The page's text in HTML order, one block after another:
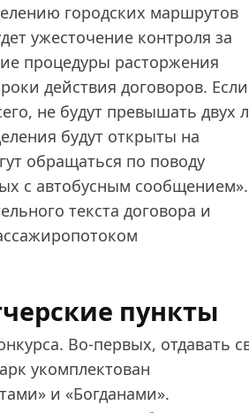
городских маршрутов
ужесточение контроля за
процедуры расторжения
действия договоров. Если
не будут превышать двух
будут открыты на
обращаться по поводу
с автобусным сообщением».
текста договора и
пункты
Во-первых, отдавать
укомплектован
и «Богданами».